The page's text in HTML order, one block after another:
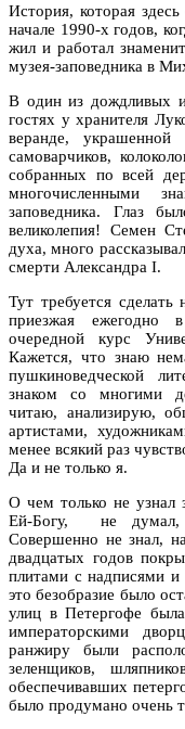
История, которая
начале 1990-х годов,
жил и работал
музея-заповедника в
В один из дождливых
гостях у хранителя
веранде,
самоварчиков,
собранных по всей
многочисленными
заповедника. Глаз
великолепия! Семен
духа, много
смерти Александра I.
Тут требуется сделать
приезжая ежегодно
очередной курс
Кажется, что знаю
пушкиноведческой
знаком со многими
читаю, анализирую,
артистами,
менее всякий раз
Да и не только я.
О чем только не узнал
Ей-Богу, не думал,
Совершенно не знал,
двадцатых годов
плитами с надписями и
это безобразие было
улиц в Петергофе
императорскими
ранжиру были
зеленщиков,
обеспечивавших
было продумано очень